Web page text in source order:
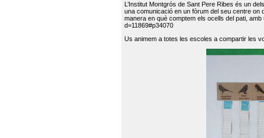
L’Institut Montgrós de Sant Pere Ribes és un
una comunicació en un fòrum del seu centre on
manera en què comptem els ocells del pati,
d=11869#p34070
Us animem a totes les escoles a compartir les